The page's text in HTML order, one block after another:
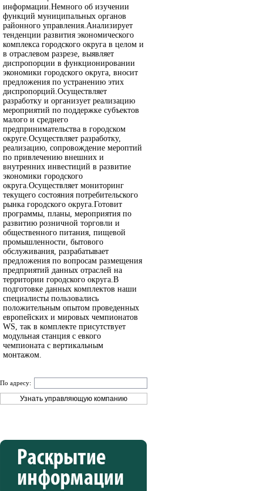
информации.Немного об изучении
функций муниципальных органов
районного управления.Анализирует
тенденции развития экономического
комплекса городского округа в целом и
в отраслевом разрезе, выявляет
диспропорции в функционировании
экономики городского округа, вносит
предложения по устранению этих
диспропорций.Осуществляет
разработку и организует реализацию
мероприятий по поддержке субъектов
малого и среднего
предпринимательства в городском
округе.Осуществляет разработку,
реализацию, сопровождение мероптий
по привлечению внешних и
внутренних инвестиций в развитие
экономики городского
округа.Осуществляет мониторинг
текущего состояния потребительского
рынка городского округа.Готовит
программы, планы, мероприятия по
развитию розничной торговли и
общественного питания, пищевой
промышленности, бытового
обслуживания, разрабатывает
предложения по вопросам размещения
предприятий данных отраслей на
территории городского округа.В
подготовке данных комплектов наши
специалисты пользовались
положительным опытом проведенных
европейских и мировых чемпионатов
WS, так в комплекте присутствует
модульная станция с евкого
чемпионата с вертикальным
монтажом.
По адресу: